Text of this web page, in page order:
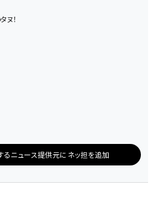
ヌ！
るニュース提供元にネッ担を追加